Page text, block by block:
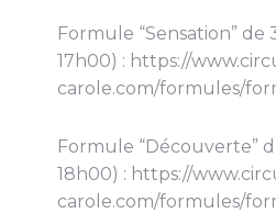
Formule “Sensation” de
17h00) : https://
carole.com/formules/
Formule “Découverte”
18h00) : https://
carole.com/formules/